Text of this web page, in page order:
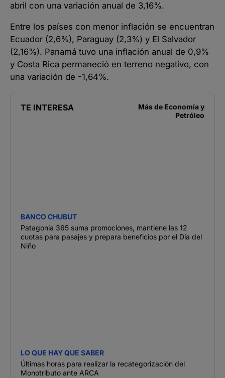
abril con una variación anual de 3,16%.
Entre los países con menor inflación se encuentran
Ecuador (2,6%), Paraguay (2,3%) y El Salvador
(2,16%). Panamá tuvo una inflación anual de 0,9%
y Costa Rica permaneció en terreno negativo, con
una variación de -1,64%.
TE INTERESA Más de Economía y
Petróleo
BANCO CHUBUT
Patagonia 365 suma promociones, mantiene las 12
cuotas para pasajes y prepara beneficios por el Día del
Niño
LO QUE HAY QUE SABER
Últimas horas para realizar la recategorización del
Monotributo ante ARCA